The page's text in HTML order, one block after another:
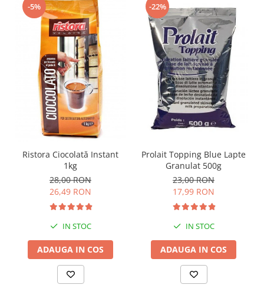
-5%
Ristora Ciocolată Instant
1kg
28,00 RON
26,49 RON
IN STOC
ADAUGA IN COS
-22%
Prolait Topping Blue Lapte
Granulat 500g
23,00 RON
17,99 RON
IN STOC
ADAUGA IN COS